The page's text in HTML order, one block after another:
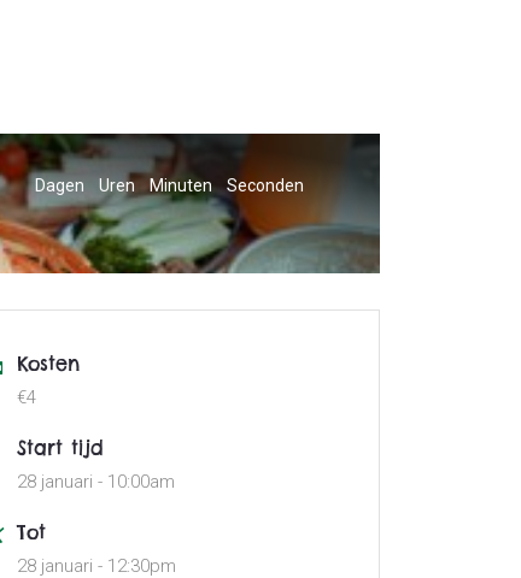
Dagen Uren Minuten Seconden
Kosten
€4
Start tijd
28 januari - 10:00am
Tot
28 januari - 12:30pm